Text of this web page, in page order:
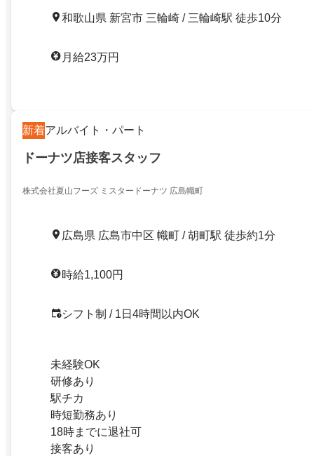
和歌山県 新宮市 三輪崎 / 三輪崎駅 徒歩10分
月給23万円
新着アルバイト・パート
ドーナツ店接客スタッフ
株式会社夏山フーズ ミスタードーナツ 広島幟町
広島県 広島市中区 幟町 / 胡町駅 徒歩約1分
時給1,100円
シフト制 / 1日4時間以内OK
未経験OK
研修あり
駅チカ
時短勤務あり
18時までに退社可
接客あり